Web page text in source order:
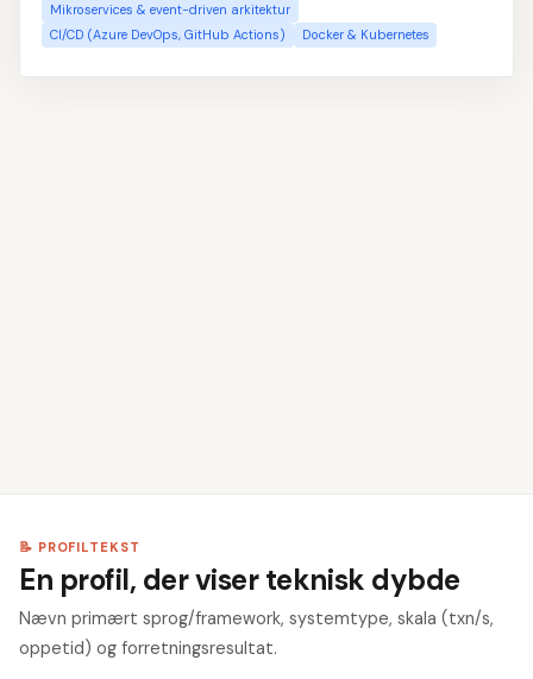
Mikroservices & event-driven arkitektur
CI/CD (Azure DevOps, GitHub Actions)
Docker & Kubernetes
📝 PROFILTEKST
En profil, der viser teknisk dybde
Nævn primært sprog/framework, systemtype, skala (txn/s,
oppetid) og forretningsresultat.